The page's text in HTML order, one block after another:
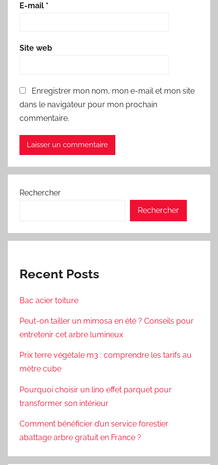
E-mail *
Site web
Enregistrer mon nom, mon e-mail et mon site
dans le navigateur pour mon prochain
commentaire.
Rechercher
Rechercher
Recent Posts
Bac acier toiture
Peut-on tailler un mimosa en été ? Conseils pour
entretenir cet arbre lumineux
Prix terre végétale m3 : comprendre les tarifs au
mètre cube
Pourquoi choisir un lino effet parquet pour
transformer son intérieur
Comment bénéficier d’un service forestier
abattage arbre gratuit en France ?